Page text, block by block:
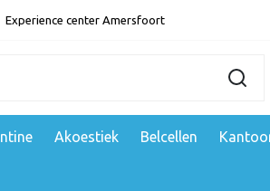
Experience center Amersfoort
Akoestiek Belcellen